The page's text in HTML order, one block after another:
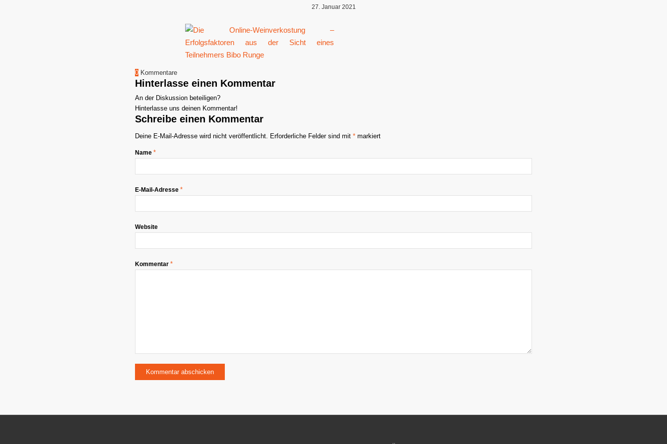
27. Januar 2021
0 Kommentare
Hinterlasse einen Kommentar
An der Diskussion beteiligen?
Hinterlasse uns deinen Kommentar!
Schreibe einen Kommentar
Deine E-Mail-Adresse wird nicht veröffentlicht. Erforderliche Felder sind mit * markiert
Name *
E-Mail-Adresse *
Website
Kommentar *